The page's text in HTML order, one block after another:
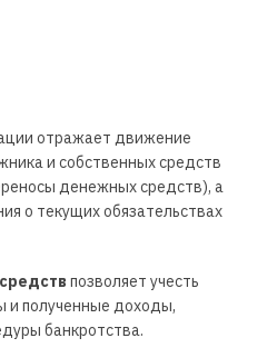
отражает движение
и собственных средств
денежных средств), а
о текущих обязательствах
позволяет учесть
и полученные доходы,
банкротства.